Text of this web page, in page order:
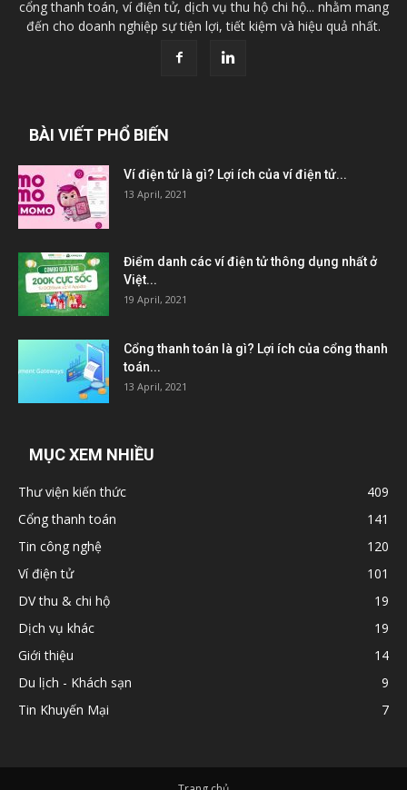
cổng thanh toán, ví điện tử, dịch vụ thu hộ chi hộ... nhằm mang
đến cho doanh nghiệp sự tiện lợi, tiết kiệm và hiệu quả nhất.
BÀI VIẾT PHỔ BIẾN
Ví điện tử là gì? Lợi ích của ví điện tử...
13 April, 2021
Điểm danh các ví điện tử thông dụng nhất ở
Việt...
19 April, 2021
Cổng thanh toán là gì? Lợi ích của cổng thanh
toán...
13 April, 2021
MỤC XEM NHIỀU
Thư viện kiến thức
409
Cổng thanh toán
141
Tin công nghệ
120
Ví điện tử
101
DV thu & chi hộ
19
Dịch vụ khác
19
Giới thiệu
14
Du lịch - Khách sạn
9
Tin Khuyến Mại
7